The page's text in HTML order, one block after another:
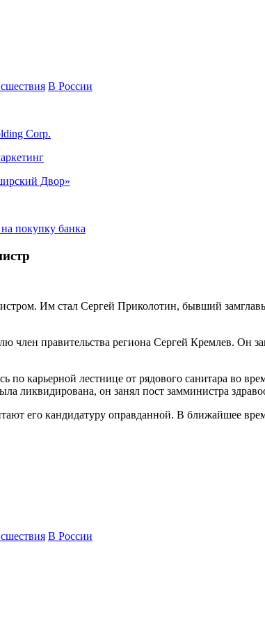
В России
Corp.
Двор»
покупку банка
Им стал Сергей Приколотин, бывший
член правительства региона Сергей Кремлев. Он
карьерной лестнице от рядового санитара во
ликвидирована, он занял пост замминистра
его кандидатуру оправданной. В ближайшее
В России